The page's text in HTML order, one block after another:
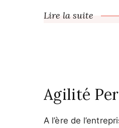
Lire la suite
Agilité
A l’ère de